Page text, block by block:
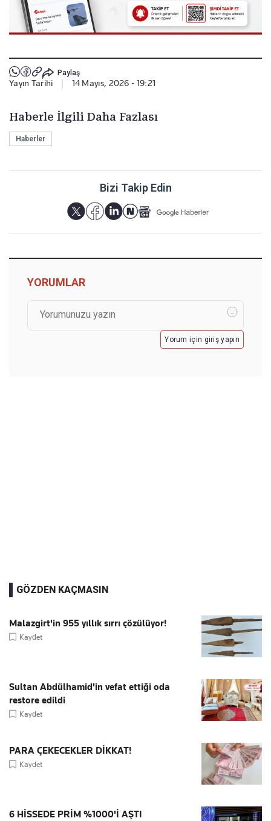
Paylaş
Yayın Tarihi 14 Mayıs, 2026 - 19:21
Haberle İlgili Daha Fazlası
Haberler
Bizi Takip Edin
YORUMLAR
Yorum için giriş yapın
GÖZDEN KAÇMASIN
Malazgirt'in 955 yıllık sırrı çözülüyor!
Kaydet
Sultan Abdülhamid'in vefat ettiği oda
restore edildi
Kaydet
PARA ÇEKECEKLER DİKKAT!
Kaydet
6 HİSSEDE PRİM %1000'İ AŞTI